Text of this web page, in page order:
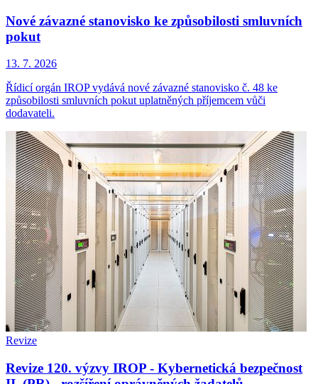
Nové závazné stanovisko ke způsobilosti smluvních
pokut
13. 7. 2026
Řídicí orgán IROP vydává nové závazné stanovisko č. 48 ke
způsobilosti smluvních pokut uplatněných příjemcem vůči
dodavateli.
Revize
Revize 120. výzvy IROP - Kybernetická bezpečnost